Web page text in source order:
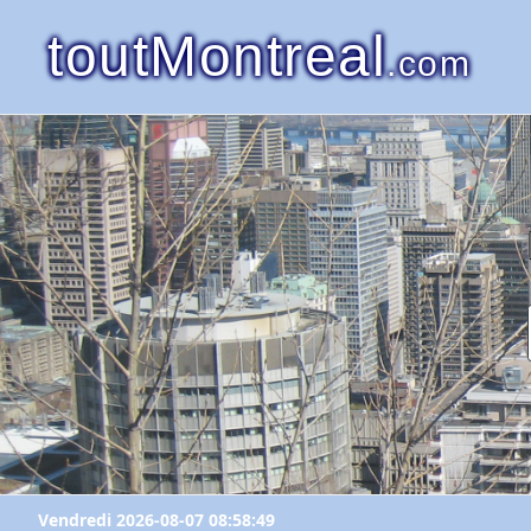
toutMontreal.com
Vendredi 2026-08-07 08:58:49